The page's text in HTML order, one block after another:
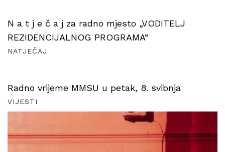
N a t j e č a j za radno mjesto „VODITELJ
REZIDENCIJALNOG PROGRAMA“
NATJEČAJ
Radno vrijeme MMSU u petak, 8. svibnja
VIJESTI